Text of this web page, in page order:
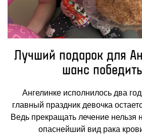
Лучший подарок для
шанс
Ангелинке исполнилось два
главный праздник девочка
Ведь прекращать лечение нельзя
опаснейший вид рака